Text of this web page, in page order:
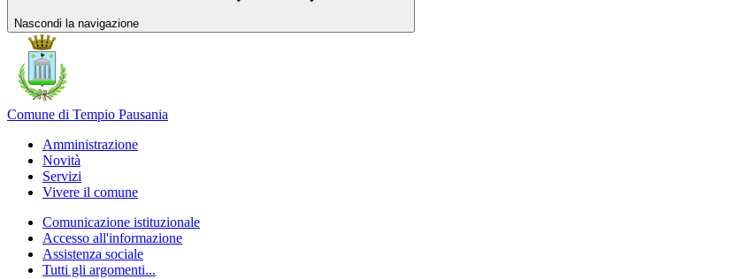
Nascondi la navigazione
Comune di Tempio Pausania
Amministrazione
Novità
Servizi
Vivere il comune
Comunicazione istituzionale
Accesso all'informazione
Assistenza sociale
Tutti gli argomenti...